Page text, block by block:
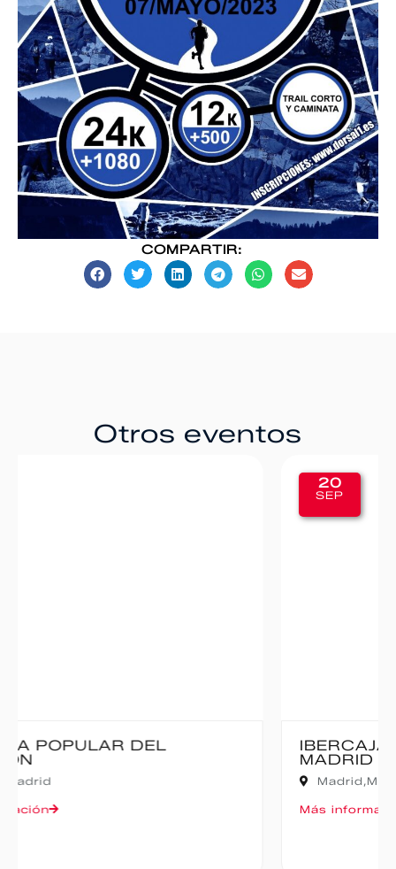
COMPARTIR:
Otros eventos
IBERCAJA MADRID CORRE POR
Más información